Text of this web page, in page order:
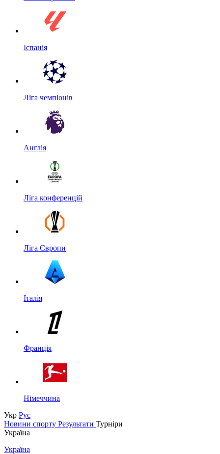
Іспанія
Ліга чемпіонів
Англія
Ліга конференцій
Ліга Європи
Італія
Франція
Німеччина
Укр Рус
Новини спорту Результати Турніри
Україна
Україна